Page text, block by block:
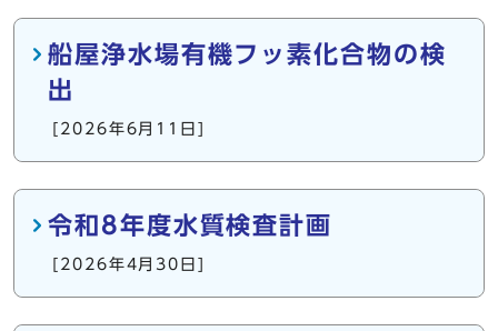
船屋浄水場有機フッ素化合物の検
出
[2026年6月11日]
令和8年度水質検査計画
[2026年4月30日]